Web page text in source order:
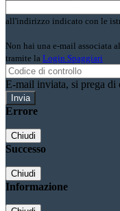
all'indirizzo indicato con le
Non hai una e-mail associata
tramite la Login Spaggiari
E-mail inviata, si prega di
Errore
Chiudi
Successo
Chiudi
Informazione